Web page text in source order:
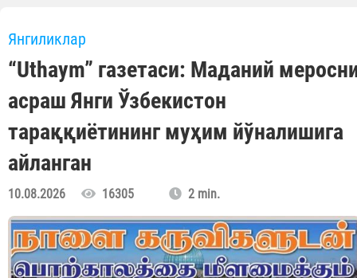
Янгиликлар
“Uthaym” газетаси: Маданий
асраш Янги Ўзбекистон
тараққиётининг муҳим йўналишига
айланган
10.08.2026 16305 2 min.